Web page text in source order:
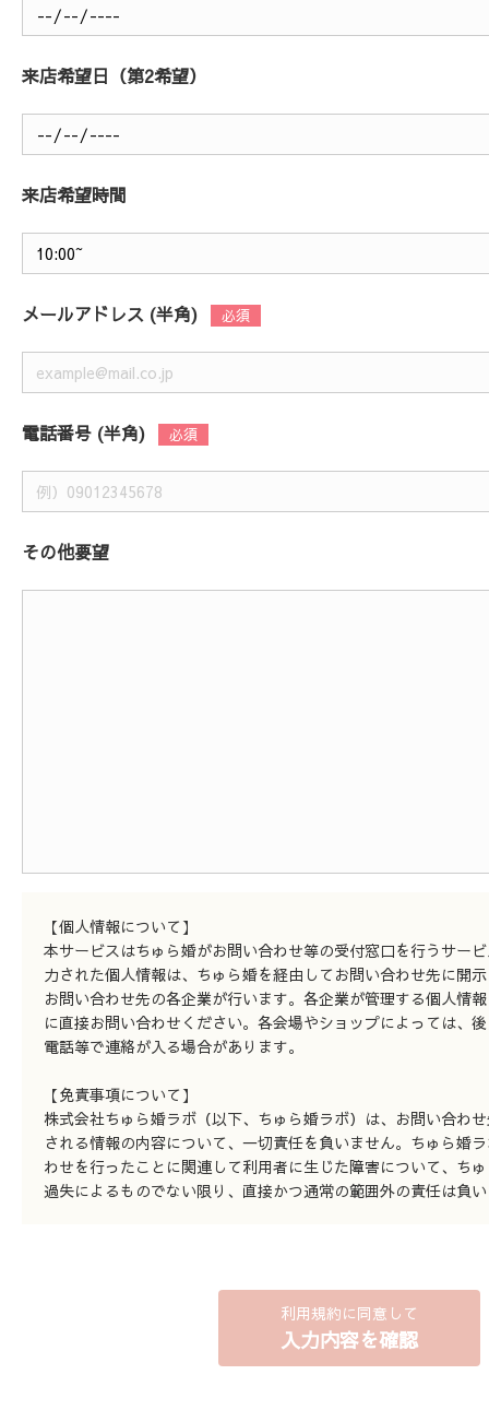
来店希望日（第2希望）
来店希望時間
メールアドレス (半角)
電話番号 (半角)
その他要望
【個人情報について】
本サービスはちゅら婚がお問い合わせ等の受付窓口を行うサー
力された個人情報は、ちゅら婚を経由してお問い合わせ先に開
お問い合わせ先の各企業が行います。各企業が管理する個人情
に直接お問い合わせください。各会場やショップによっては、
電話等で連絡が入る場合があります。
【免責事項について】
株式会社ちゅら婚ラボ（以下、ちゅら婚ラボ）は、お問い合わ
される情報の内容について、一切責任を負いません。ちゅら婚
わせを行ったことに関連して利用者に生じた障害について、ち
過失によるものでない限り、直接かつ通常の範囲外の責任は負
利用規約に同意して
入力内容を確認